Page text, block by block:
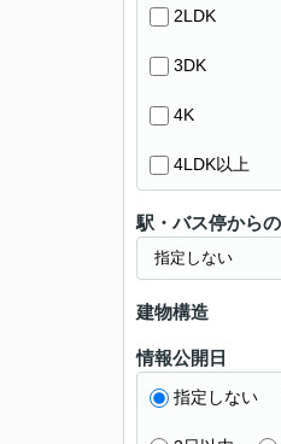
2LDK
3DK
4K
4LDK以上
駅・バス停から
建物構造
情報公開日
指定しない